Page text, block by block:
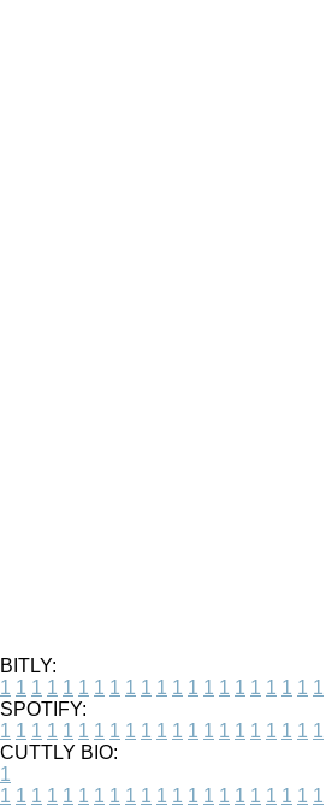
BITLY:
1 1 1 1 1 1 1 1 1 1 1 1 1 1 1 1 1 1 1 1 1
SPOTIFY:
1 1 1 1 1 1 1 1 1 1 1 1 1 1 1 1 1 1 1 1 1
CUTTLY BIO:
1
1 1 1 1 1 1 1 1 1 1 1 1 1 1 1 1 1 1 1 1 1